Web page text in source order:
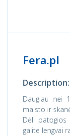
Fera.pl
Description:
Daugiau nei
maisto ir
Dėl
galite lengvai